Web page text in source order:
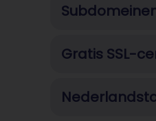
Gratis SSL-